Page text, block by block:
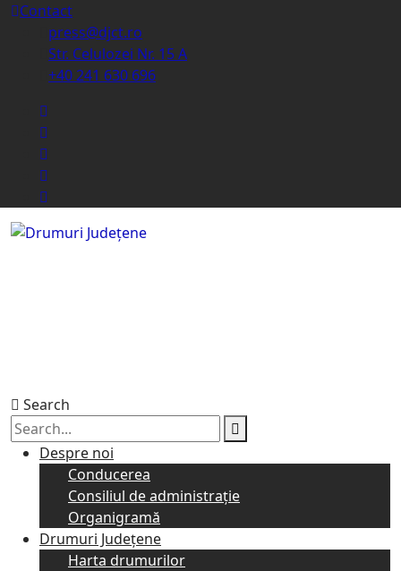
Contact
press@djct.ro
Str. Celulozei Nr. 15 A
+40 241 630 696
Search
Despre noi
Conducerea
Consiliul de administraţie
Organigramă
Drumuri Judeţene
Harta drumurilor